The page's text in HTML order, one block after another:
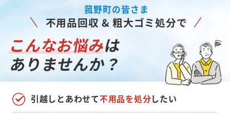
菰野町の皆さま
不用品回収 & 粗大ゴミ処分で
こんなお悩みは
ありませんか？
引越しとあわせて不用品を処分したい